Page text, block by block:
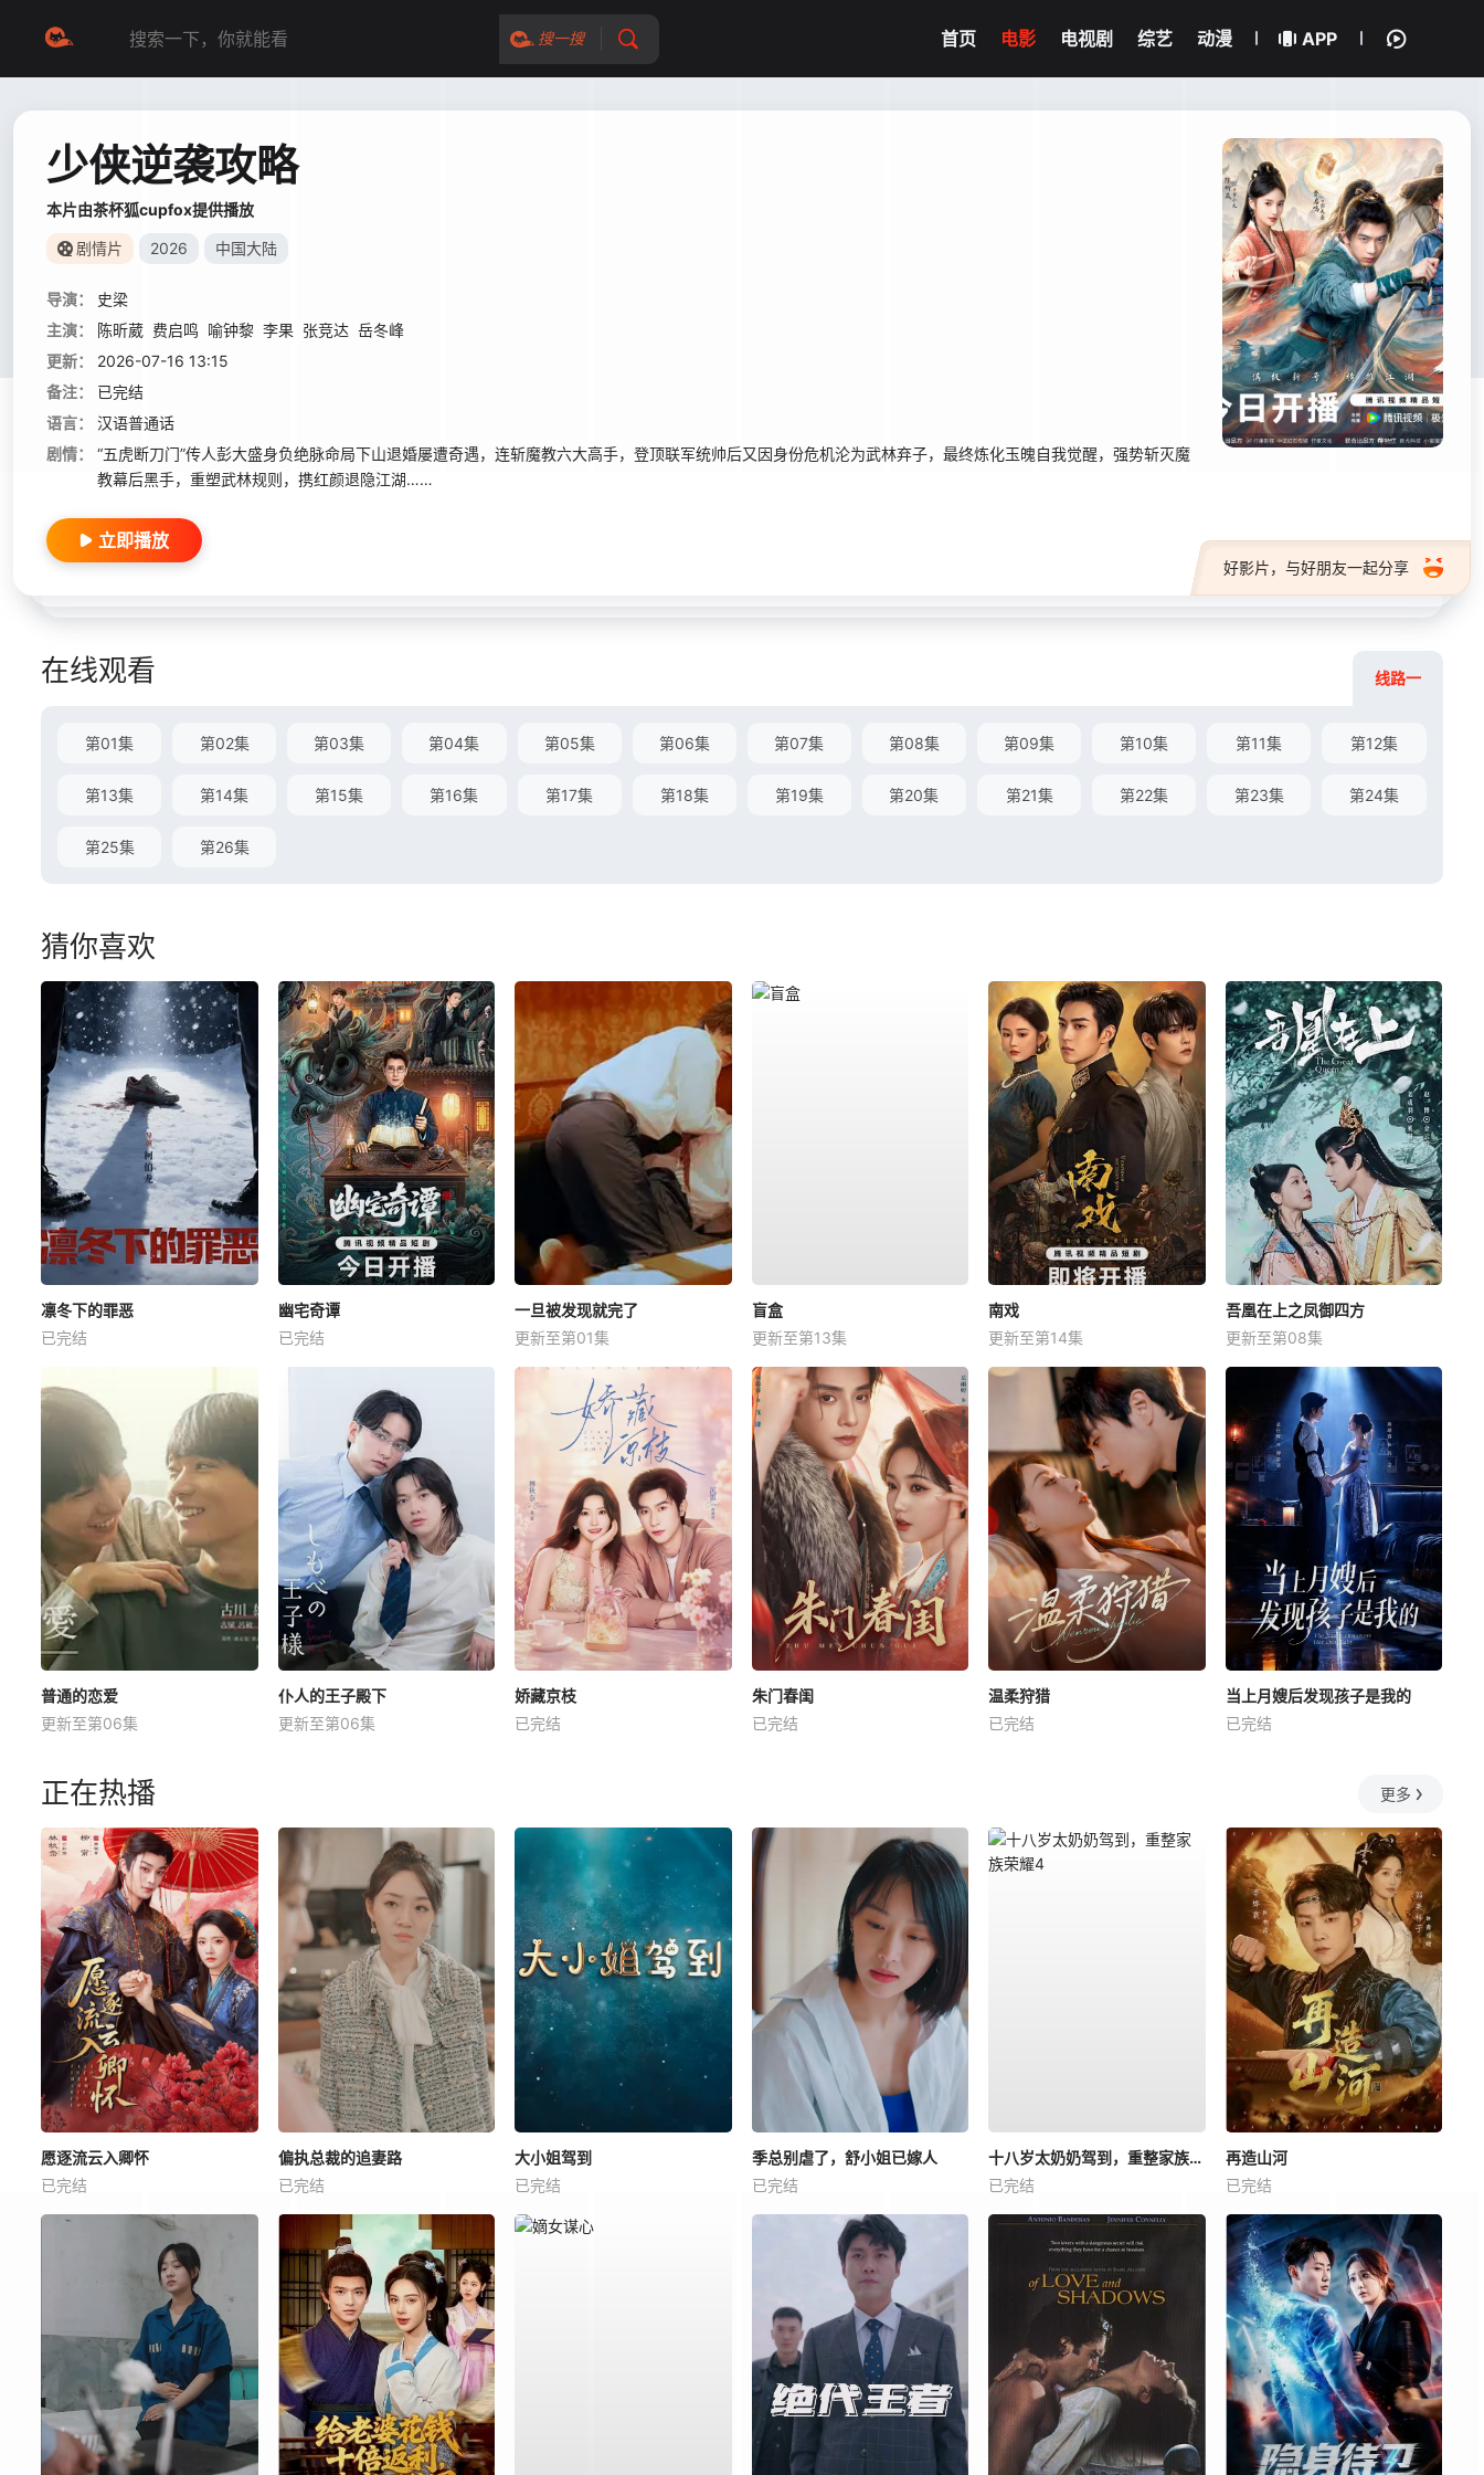
搜一搜 首页 电影 电视剧 综艺 动漫 APP
少侠逆袭攻略
本片由茶杯狐cupfox提供播放
剧情片 2026 中国大陆
导演：
史梁
主演：
陈昕葳 费启鸣 喻钟黎 李果 张竞达 岳冬峰
更新：
2026-07-16 13:15
备注：
已完结
语言：
汉语普通话
剧情：
“五虎断刀门”传人彭大盛身负绝脉命局下山退婚屡遭奇遇，连斩魔教六大高手，登顶联军统帅后又因身份危机沦为武林弃子，最终炼化玉魄自我觉醒，强势斩灭魔
教幕后黑手，重塑武林规则，携红颜退隐江湖……
好影片，与好朋友一起分享
立即播放
在线观看 线路一
第01集 第02集 第03集 第04集 第05集 第06集 第07集 第08集 第09集 第10集 第11集 第12集
第13集 第14集 第15集 第16集 第17集 第18集 第19集 第20集 第21集 第22集 第23集 第24集
第25集 第26集
猜你喜欢
凛冬下的罪恶
已完结
幽宅奇谭
已完结
一旦被发现就完了
更新至第01集
盲盒
更新至第13集
南戏
更新至第14集
吾凰在上之凤御四方
更新至第08集
普通的恋爱
更新至第06集
仆人的王子殿下
更新至第06集
娇藏京枝
已完结
朱门春闺
已完结
温柔狩猎
已完结
当上月嫂后发现孩子是我的
已完结
正在热播 更多
愿逐流云入卿怀
已完结
偏执总裁的追妻路
已完结
大小姐驾到
已完结
季总别虐了，舒小姐已嫁人
已完结
十八岁太奶奶驾到，重整家族荣耀4
已完结
再造山河
已完结